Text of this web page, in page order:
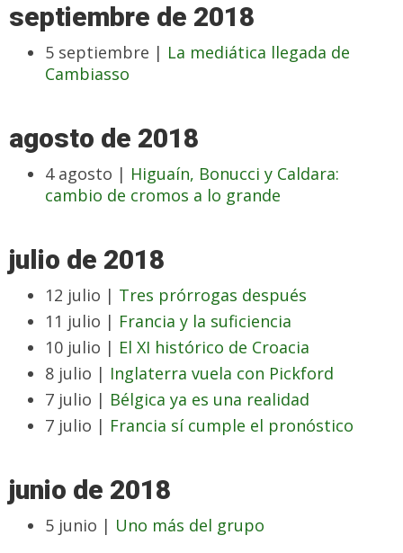
septiembre de 2018
5 septiembre | La mediática llegada de
Cambiasso
agosto de 2018
4 agosto | Higuaín, Bonucci y Caldara:
cambio de cromos a lo grande
julio de 2018
12 julio | Tres prórrogas después
11 julio | Francia y la suficiencia
10 julio | El XI histórico de Croacia
8 julio | Inglaterra vuela con Pickford
7 julio | Bélgica ya es una realidad
7 julio | Francia sí cumple el pronóstico
junio de 2018
5 junio | Uno más del grupo